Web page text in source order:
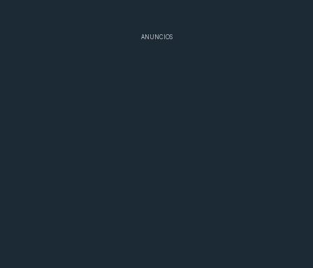
ANUNCIOS